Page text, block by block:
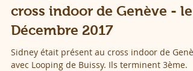
cross indoor de Genève - le
Décembre 2017
Sidney était présent au cross indoor de
avec Looping de Buissy. Ils terminent 3ème.